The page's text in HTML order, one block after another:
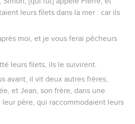
leurs filets dans la mer : car ils
moi, et je vous ferai pêcheurs
leurs filets, ils le suivirent.
avant, il vit deux autres frères,
et Jean, son frère, dans une
père, qui raccommodaient leurs